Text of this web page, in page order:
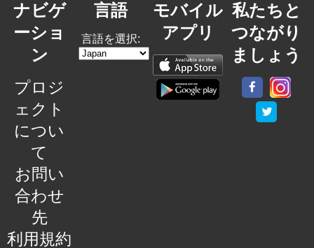
ナビゲ
ーショ
ン
プロジ
ェクト
につい
て
お問い
合わせ
先
利用規約
言語
言語を選択:
モバイル
アプリ
私たちと
つながり
ましょう